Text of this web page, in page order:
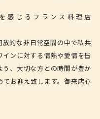
感じるフランス料理店
的な️非日常空間の中で私共
ンに対する情熱や愛情を皆
、大切な方との時間が豊か
お迎え致します。御来店心